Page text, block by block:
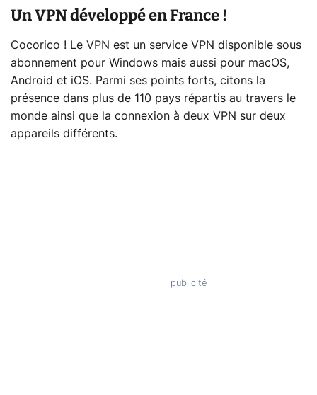
Un VPN développé en France !
Cocorico ! Le VPN est un service VPN disponible sous
abonnement pour Windows mais aussi pour macOS,
Android et iOS. Parmi ses points forts, citons la
présence dans plus de 110 pays répartis au travers le
monde ainsi que la connexion à deux VPN sur deux
appareils différents.